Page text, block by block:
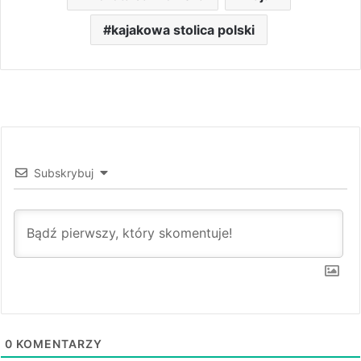
kajakowa stolica polski
Subskrybuj
0 KOMENTARZY